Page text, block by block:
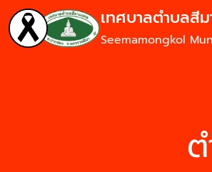
เทศบาลตำบลสี
Seemamongkol